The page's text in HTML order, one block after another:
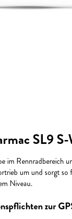
SL9
im Rennradbereich
um und sorgt
Niveau.
zur